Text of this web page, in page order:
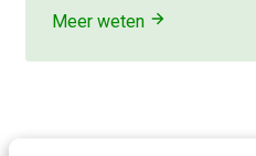
Meer weten